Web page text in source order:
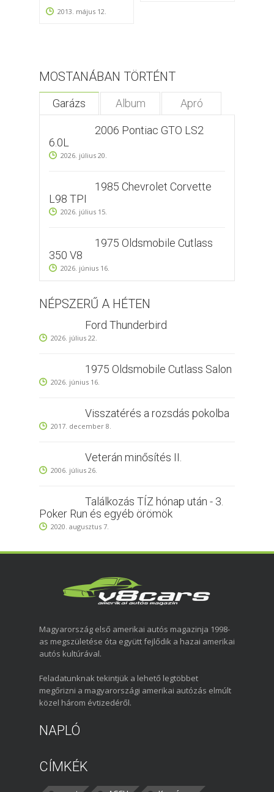
2013. május 12.
MOSTANÁBAN TÖRTÉNT
Garázs Album Apró
2006 Pontiac GTO LS2
6.0L
2026. július 20.
1985 Chevrolet Corvette
L98 TPI
2026. július 15.
1975 Oldsmobile Cutlass
350 V8
2026. június 16.
NÉPSZERŰ A HÉTEN
Ford Thunderbird
2026. július 22.
1975 Oldsmobile Cutlass Salon
2026. június 16.
Visszatérés a rozsdás pokolba
2017. december 8.
Veterán minősítés II.
2006. július 26.
Találkozás TÍZ hónap után - 3.
Poker Run és egyéb örömök
2020. augusztus 7.
Magyarország első amerikai autós magazinja 1998-
as megszületése óta együtt fejlődik a hazai amerikai
autós kultúrával.
Feladatunknak tekintjük a lehető legtöbbet
megőrizni a magyarországi amerikai autózás elmúlt
közel három évtizedéről.
NAPLÓ
CÍMKÉK